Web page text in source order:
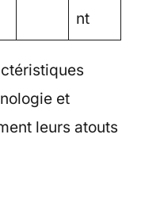
nt
et
leurs atouts